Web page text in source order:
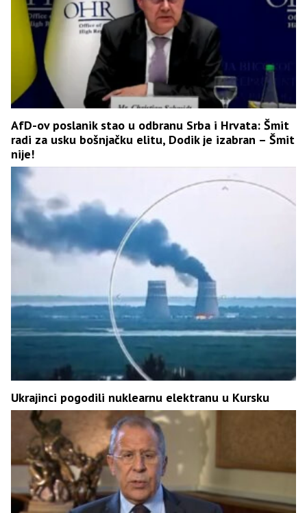
AfD-ov poslanik stao u odbranu Srba i Hrvata: Šmit
radi za usku bošnjačku elitu, Dodik je izabran – Šmit
nije!
Ukrajinci pogodili nuklearnu elektranu u Kursku